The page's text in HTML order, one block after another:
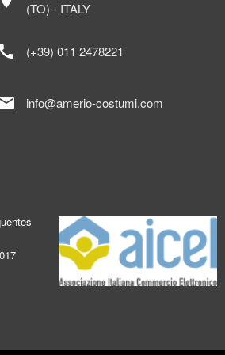
(TO) - ITALY
call (+39) 011 2478221
info@amerio-costumi.com